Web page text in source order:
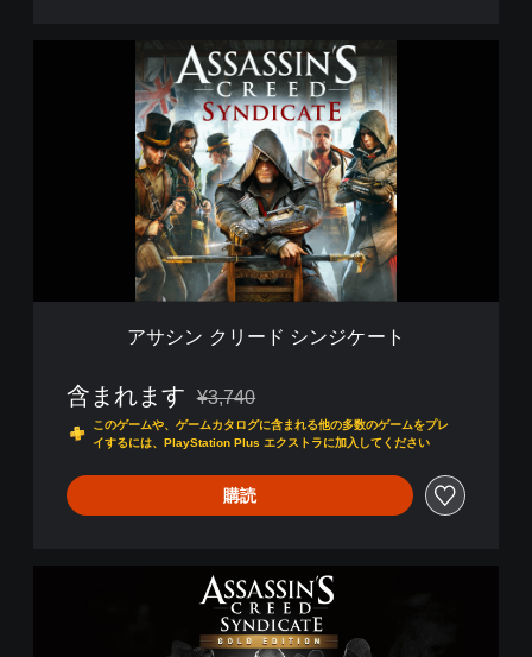
ケ
アサシン クリード シンジケート
含まれます 通常価格¥3,740より値引き
¥3,740
このゲームや、ゲームカタログに含まれる他の多数のゲームをプレ
イするには、PlayStation Plus エクストラに加入してください
購読